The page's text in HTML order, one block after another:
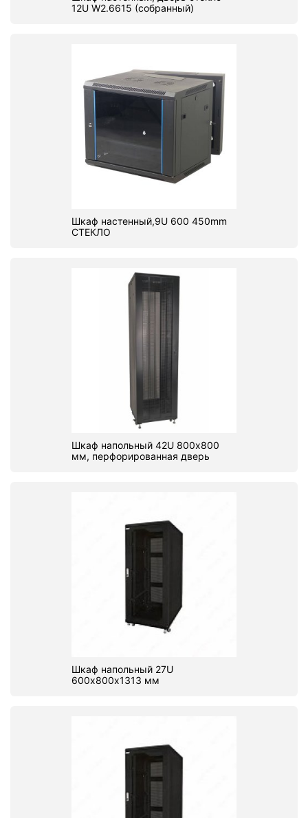
12U W2.6615 (собранный)
Шкаф настенный,9U 600 450mm
СТЕКЛО
Шкаф напольный 42U 800х800
мм, перфорированная дверь
Шкаф напольный 27U
600х800х1313 мм